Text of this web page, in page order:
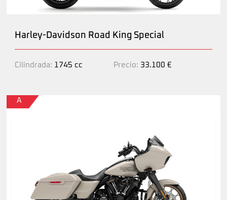
Harley-Davidson Road King Special
Cilindrada: 1745 cc Precio: 33.100 €
A